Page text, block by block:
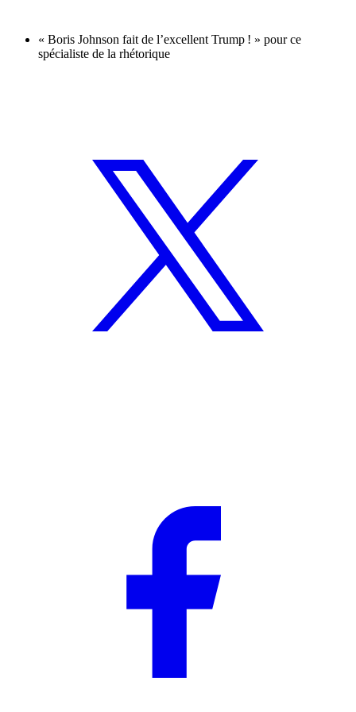
« Boris Johnson fait de l’excellent Trump ! » pour ce
spécialiste de la rhétorique